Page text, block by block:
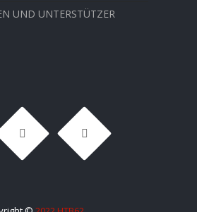
UND UNTERSTÜTZER